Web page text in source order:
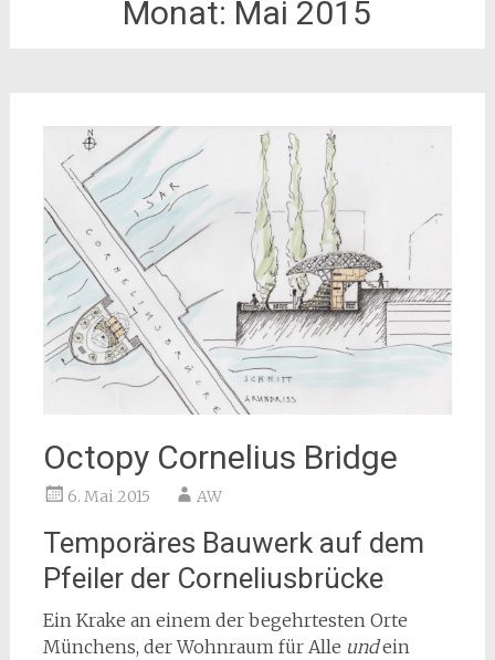
Monat: Mai 2015
Octopy Cornelius Bridge
6. Mai 2015 AW
Temporäres Bauwerk auf dem
Pfeiler der Corneliusbrücke
Ein Krake an einem der begehrtesten Orte
Münchens, der Wohnraum für Alle undein